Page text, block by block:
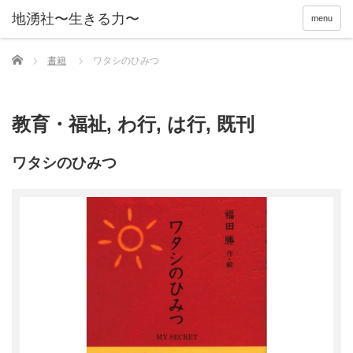
menu
Home 書籍 ワタシのひみつ
教育・福祉, わ行, は行, 既刊
ワタシのひみつ